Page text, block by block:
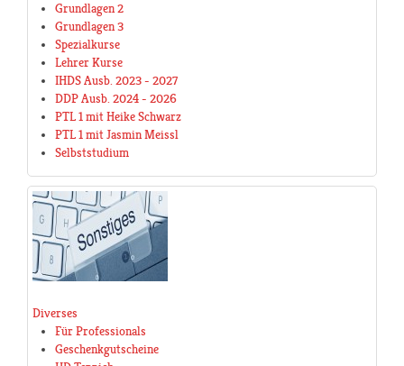
Grundlagen 2
Grundlagen 3
Spezialkurse
Lehrer Kurse
IHDS Ausb. 2023 - 2027
DDP Ausb. 2024 - 2026
PTL 1 mit Heike Schwarz
PTL 1 mit Jasmin Meissl
Selbststudium
Diverses
Für Professionals
Geschenkgutscheine